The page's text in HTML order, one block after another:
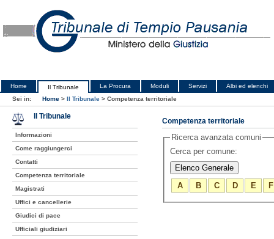
Home Il Tribunale La Procura Moduli Servizi
Albi ed elenchi
Sei in:
Home > Il Tribunale > Competenza territoriale
Competenza territoriale
Ricerca avanzata comuni
Cerca per comune:
A B C D E F
Il Tribunale
Informazioni
Come raggiungerci
Contatti
Competenza territoriale
Magistrati
Uffici e cancellerie
Giudici di pace
Ufficiali giudiziari